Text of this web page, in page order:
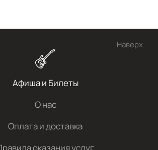
Наверх
Афиша и Билеты
О нас
Оплата и доставка